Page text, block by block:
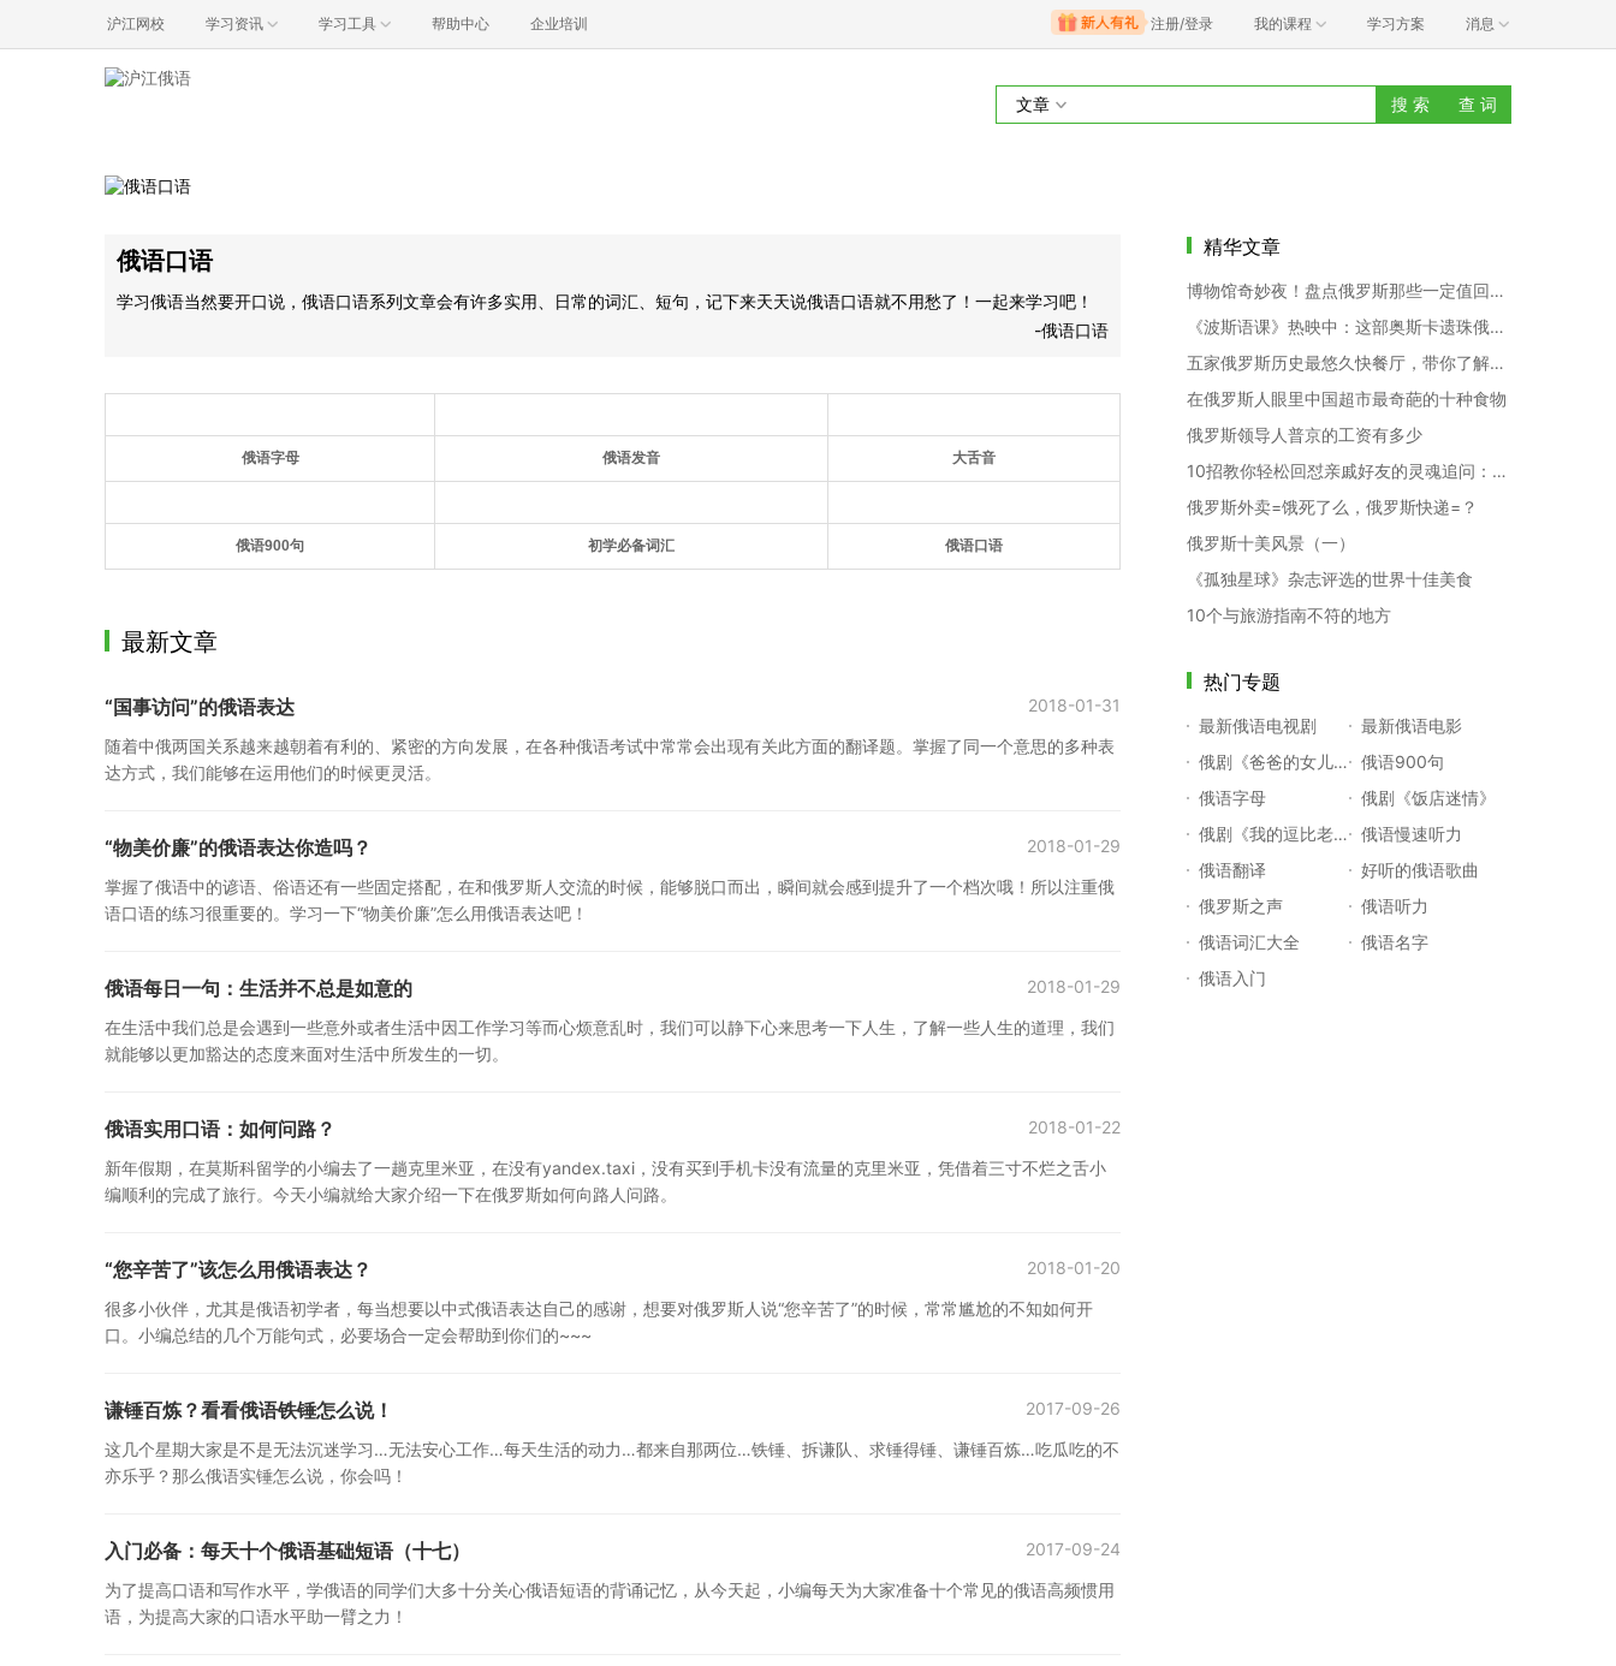
沪江网校 学习资讯 学习工具 帮助中心 企业培训 注册/登录 我的课程 学习方案 消息
文章 搜 索 查 词
俄语口语
学习俄语当然要开口说，俄语口语系列文章会有许多实用、日常的词汇、短句，记下来天天说俄语口语就不用愁了！一起来学习吧！
-俄语口语
俄语字母 俄语发音 大舌音
俄语900句 初学必备词汇 俄语口语
最新文章
“国事访问”的俄语表达
随着中俄两国关系越来越朝着有利的、紧密的方向发展，在各种俄语考试中常常会出现有关此方面的翻译题。掌握了同一个意思的多种表
达方式，我们能够在运用他们的时候更灵活。
2018-01-31
“物美价廉”的俄语表达你造吗？
掌握了俄语中的谚语、俗语还有一些固定搭配，在和俄罗斯人交流的时候，能够脱口而出，瞬间就会感到提升了一个档次哦！所以注重俄
语口语的练习很重要的。学习一下“物美价廉”怎么用俄语表达吧！
2018-01-29
俄语每日一句：生活并不总是如意的
在生活中我们总是会遇到一些意外或者生活中因工作学习等而心烦意乱时，我们可以静下心来思考一下人生，了解一些人生的道理，我们
就能够以更加豁达的态度来面对生活中所发生的一切。
2018-01-29
俄语实用口语：如何问路？
新年假期，在莫斯科留学的小编去了一趟克里米亚，在没有yandex.taxi，没有买到手机卡没有流量的克里米亚，凭借着三寸不烂之舌小
编顺利的完成了旅行。今天小编就给大家介绍一下在俄罗斯如何向路人问路。
2018-01-22
“您辛苦了”该怎么用俄语表达？
很多小伙伴，尤其是俄语初学者，每当想要以中式俄语表达自己的感谢，想要对俄罗斯人说“您辛苦了”的时候，常常尴尬的不知如何开
口。小编总结的几个万能句式，必要场合一定会帮助到你们的~~~
2018-01-20
谦锤百炼？看看俄语铁锤怎么说！
这几个星期大家是不是无法沉迷学习…无法安心工作…每天生活的动力…都来自那两位…铁锤、拆谦队、求锤得锤、谦锤百炼…吃瓜吃的不
亦乐乎？那么俄语实锤怎么说，你会吗！
2017-09-26
入门必备：每天十个俄语基础短语（十七）
为了提高口语和写作水平，学俄语的同学们大多十分关心俄语短语的背诵记忆，从今天起，小编每天为大家准备十个常见的俄语高频惯用
语，为提高大家的口语水平助一臂之力！
2017-09-24
精华文章
博物馆奇妙夜！盘点俄罗斯那些一定值回票价的博物馆
《波斯语课》热映中：这部奥斯卡遗珠俄语人一定不能错过
五家俄罗斯历史最悠久快餐厅，带你了解真正的俄快餐文化
在俄罗斯人眼里中国超市最奇葩的十种食物
俄罗斯领导人普京的工资有多少
10招教你轻松回怼亲戚好友的灵魂追问：你怎么还没结婚？
俄罗斯外卖=饿死了么，俄罗斯快递=？
俄罗斯十美风景（一）
《孤独星球》杂志评选的世界十佳美食
10个与旅游指南不符的地方
热门专题
最新俄语电视剧
最新俄语电影
俄剧《爸爸的女儿们》
俄语900句
俄语字母
俄剧《饭店迷情》
俄剧《我的逗比老师》
俄语慢速听力
俄语翻译
好听的俄语歌曲
俄罗斯之声
俄语听力
俄语词汇大全
俄语名字
俄语入门